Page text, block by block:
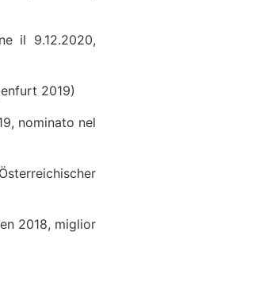
il 9.12.2020,
2019)
nominato nel
2018, miglior